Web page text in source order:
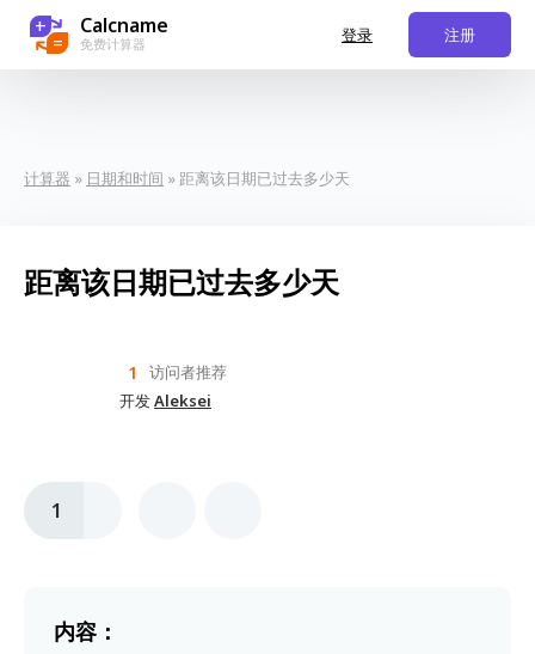
+
=
Calcname
免费计算器 登录 注册
计算器 » 日期和时间 » 距离该日期已过去多少天
距离该日期已过去多少天
1
访问者推荐
开发Aleksei
1
内容：